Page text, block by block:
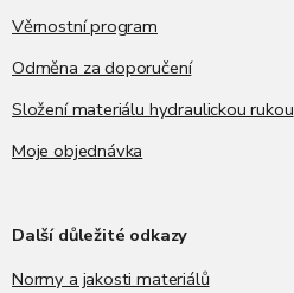
Věrnostní program
Odměna za doporučení
Složení materiálu hydraulickou rukou
Moje objednávka
Další důležité odkazy
Normy a jakosti materiálů